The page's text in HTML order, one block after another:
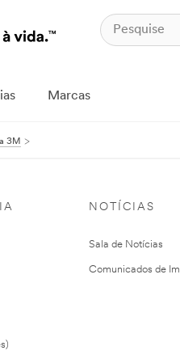
Marcas
3M
NOTÍCIAS
Sala de Notícias
Comunicados de